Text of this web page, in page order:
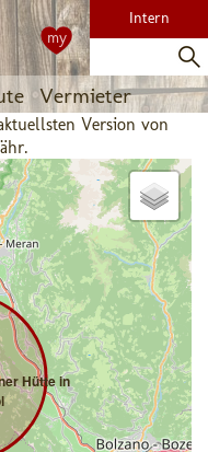
Vermieter
Intern
my
Version von
Hütte in